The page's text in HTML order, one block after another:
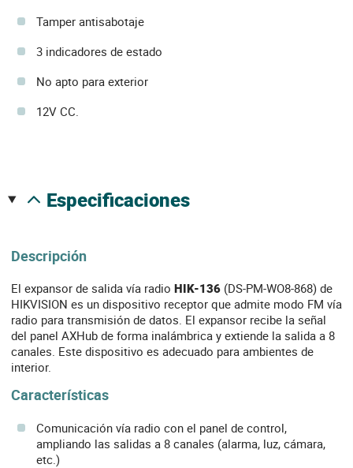
Tamper antisabotaje
3 indicadores de estado
No apto para exterior
12V CC.
especificaciones
Descripción
El expansor de salida vía radio HIK-136 (DS-PM-WO8-868) de
HIKVISION es un dispositivo receptor que admite modo FM vía
radio para transmisión de datos. El expansor recibe la señal
del panel AXHub de forma inalámbrica y extiende la salida a 8
canales. Este dispositivo es adecuado para ambientes de
interior.
Características
Comunicación vía radio con el panel de control,
ampliando las salidas a 8 canales (alarma, luz, cámara,
etc.)